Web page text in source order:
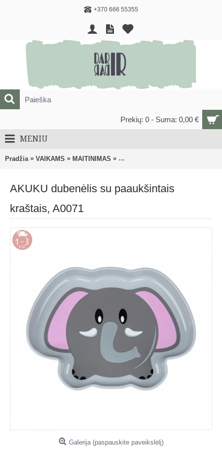
+370 666 55355
Prekių: 0 - Suma: 0,00 €
MENIU
Pradžia » VAIKAMS » MAITINIMAS » Vaikiški dubenėliai, lėkštės ir
AKUKU dubenėlis su paaukšintais
kraštais, A0071
Galerija (paspauskite paveikslėlį)